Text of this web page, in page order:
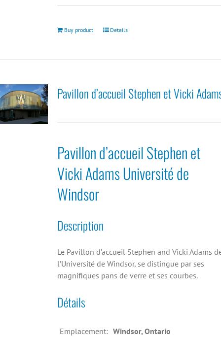
Buy product Details
Pavillon d’accueil Stephen et Vicki
Pavillon d’accueil Stephen et
Vicki Adams Université de
Windsor
Description
Le Pavillon d’accueil Stephen and Vicki Adams
l’Université de Windsor, se distingue par ses
magnifiques pans de verre et ses courbes.
Détails
Emplacement: Windsor, Ontario